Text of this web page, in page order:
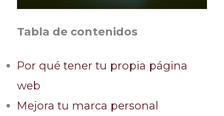
Tabla de contenidos
Por qué tener tu propia página
web
Mejora tu marca personal